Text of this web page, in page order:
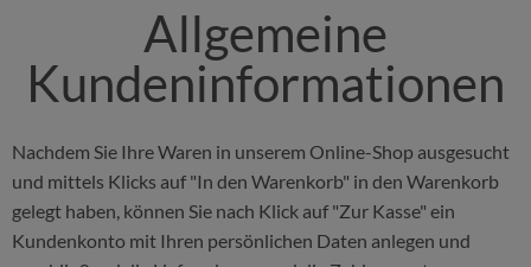
Allgemeine
Kundeninformationen
Nachdem Sie Ihre Waren in unserem Online-Shop ausgesucht
und mittels Klicks auf "In den Warenkorb" in den Warenkorb
gelegt haben, können Sie nach Klick auf "Zur Kasse" ein
Kundenkonto mit Ihren persönlichen Daten anlegen und